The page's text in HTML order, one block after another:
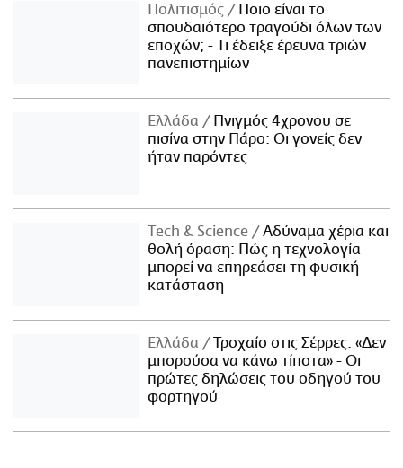
Πολιτισμός
Ποιο είναι το
σπουδαιότερο τραγούδι όλων των
εποχών; - Τι έδειξε έρευνα τριών
πανεπιστημίων
Ελλάδα
Πνιγμός 4χρονου σε
πισίνα στην Πάρο: Οι γονείς δεν
ήταν παρόντες
Τech & Science
Αδύναμα χέρια και
θολή όραση: Πώς η τεχνολογία
μπορεί να επηρεάσει τη φυσική
κατάσταση
Ελλάδα
Τροχαίο στις Σέρρες: «Δεν
μπορούσα να κάνω τίποτα» - Οι
πρώτες δηλώσεις του οδηγού του
φορτηγού